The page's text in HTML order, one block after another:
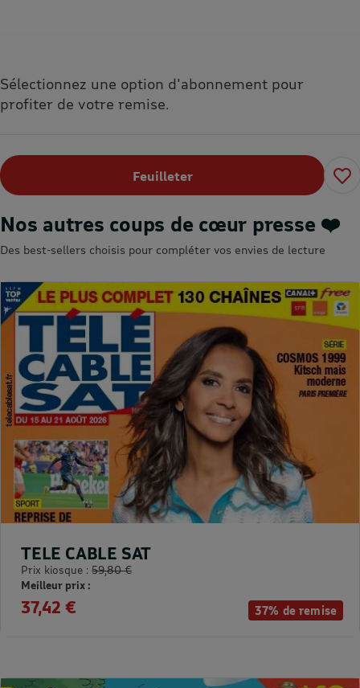
Sélectionnez une option d'abonnement pour
profiter de votre remise.
Feuilleter
Nos autres coups de cœur presse ❤️
Des best-sellers choisis pour compléter vos envies de lecture
37% de remise
TELE CABLE SAT
Prix kiosque : 59,80 €
Meilleur prix :
37,42 €